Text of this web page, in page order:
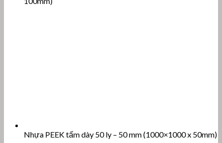
Nhựa PEEK tấm dày 50 ly – 50 mm (1000×1000 x 50mm)